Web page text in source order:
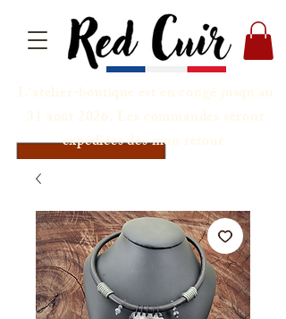
L'atelier-boutique est en congé jusqu'au
31 août 2026. Les commandes seront
expédiées dès mon retour.